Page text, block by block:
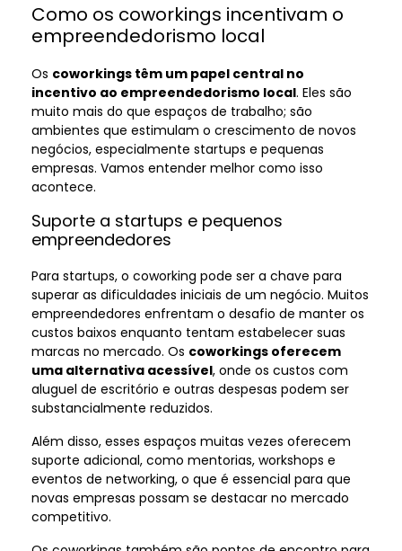
Como os coworkings incentivam o
empreendedorismo local
Os coworkings têm um papel central no
incentivo ao empreendedorismo local. Eles são
muito mais do que espaços de trabalho; são
ambientes que estimulam o crescimento de novos
negócios, especialmente startups e pequenas
empresas. Vamos entender melhor como isso
acontece.
Suporte a startups e pequenos
empreendedores
Para startups, o coworking pode ser a chave para
superar as dificuldades iniciais de um negócio. Muitos
empreendedores enfrentam o desafio de manter os
custos baixos enquanto tentam estabelecer suas
marcas no mercado. Os coworkings oferecem
uma alternativa acessível, onde os custos com
aluguel de escritório e outras despesas podem ser
substancialmente reduzidos.
Além disso, esses espaços muitas vezes oferecem
suporte adicional, como mentorias, workshops e
eventos de networking, o que é essencial para que
novas empresas possam se destacar no mercado
competitivo.